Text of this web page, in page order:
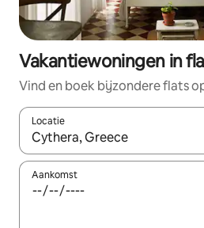
Vakantiewoningen in
Vind en boek bijzondere flats
Locatie
Wanneer er suggesties
Aankomst